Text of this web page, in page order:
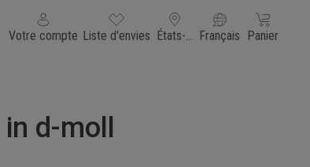
Votre compte Vous avez 0 articles dans votre liste de souhaits
Liste d'envies États-Unis d'Amérique
Français Le panier
Panier
d-moll